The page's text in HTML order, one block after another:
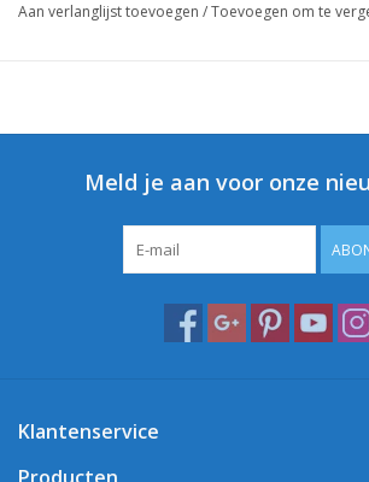
Aan verlanglijst toevoegen /Toevoegen om te
Meld je aan voor onze
Klantenservice